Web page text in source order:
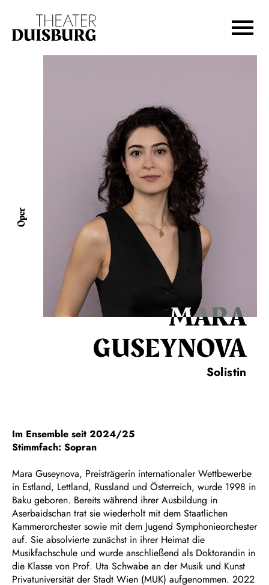
Zur Hauptnavigation springen
Zum Footer springen
Oper
MARA
GUSEYNOVA
Solistin
Im Ensemble seit 2024/25
Stimmfach: Sopran
Mara Guseynova, Preisträgerin internationaler Wettbewerbe
in Estland, Lettland, Russland und Österreich, wurde 1998 in
Baku geboren. Bereits während ihrer Ausbildung in
Aserbaidschan trat sie wiederholt mit dem Staatlichen
Kammerorchester sowie mit dem Jugend Symphonieorchester
auf. Sie absolvierte zunächst in ihrer Heimat die
Musikfachschule und wurde anschließend als Doktorandin in
die Klasse von Prof. Uta Schwabe an der Musik und Kunst
Privatuniversität der Stadt Wien (MUK) aufgenommen. 2022